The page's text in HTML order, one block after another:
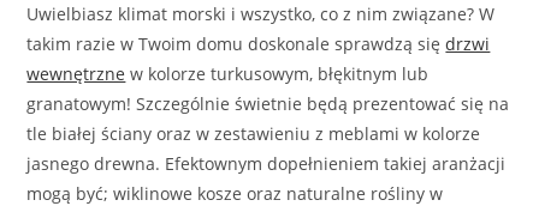
Uwielbiasz klimat morski i wszystko, co z nim związane? W
takim razie w Twoim domu doskonale sprawdzą siędrzwi
wewnętrzne w kolorze turkusowym, błękitnym lub
granatowym! Szczególnie świetnie będą prezentować się na
tle białej ściany oraz w zestawieniu z meblami w kolorze
jasnego drewna. Efektownym dopełnieniem takiej aranżacji
mogą być; wiklinowe kosze oraz naturalne rośliny w